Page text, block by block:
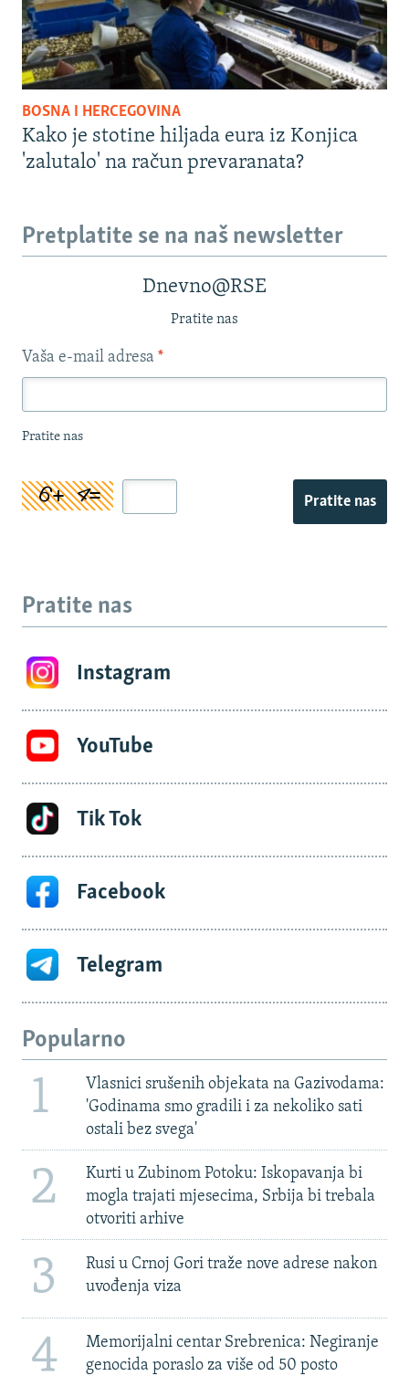
BOSNA I HERCEGOVINA
Kako je stotine hiljada eura iz Konjica
'zalutalo' na račun prevaranata?
Pretplatite se na naš newsletter
Dnevno@RSE
Pratite nas
Vaša e-mail adresa *
Pratite nas
Pratite nas
Pratite nas
Instagram
YouTube
Tik Tok
Facebook
Telegram
Popularno
1
Vlasnici srušenih objekata na Gazivodama:
'Godinama smo gradili i za nekoliko sati
ostali bez svega'
2
Kurti u Zubinom Potoku: Iskopavanja bi
mogla trajati mjesecima, Srbija bi trebala
otvoriti arhive
3
Rusi u Crnoj Gori traže nove adrese nakon
uvođenja viza
4
Memorijalni centar Srebrenica: Negiranje
genocida poraslo za više od 50 posto